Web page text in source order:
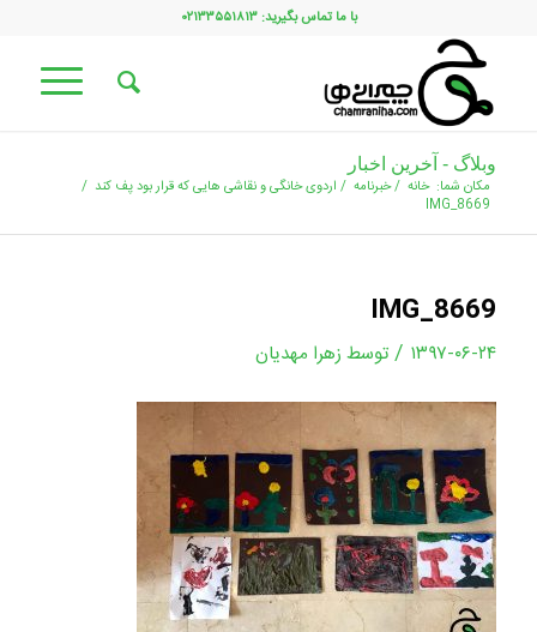
با ما تماس بگیرید: ۰۲۱۳۳۵۵۱۸۱۳
وبلاگ - آخرین اخبار
مکان شما: خانه /خبرنامه / اردوی خانگی و نقاشی هایی که قرار بود پف کند /
IMG_8669
IMG_8669
۱۳۹۷-۰۶-۲۴ / توسط زهرا مهدیان